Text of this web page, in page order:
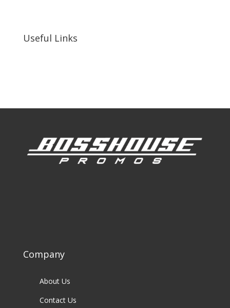
Useful Links
Company
About Us
Contact Us